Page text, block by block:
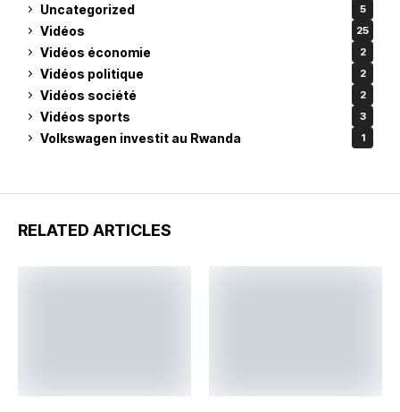
Uncategorized 5
Vidéos 25
Vidéos économie 2
Vidéos politique 2
Vidéos société 2
Vidéos sports 3
Volkswagen investit au Rwanda 1
RELATED ARTICLES